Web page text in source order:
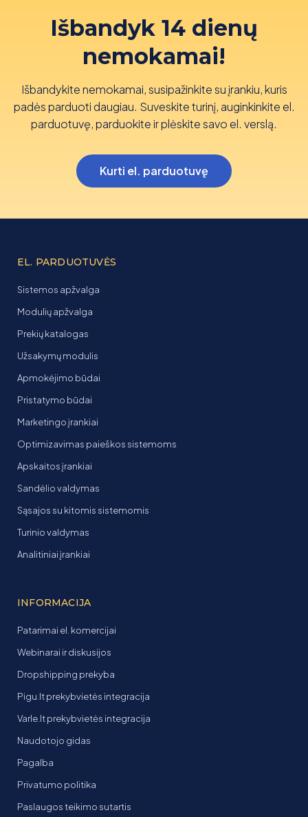
Išbandyk 14 dienų
nemokamai!
Išbandykite nemokamai, susipažinkite su įrankiu, kuris
padės parduoti daugiau. Suveskite turinį, auginkinkite el.
parduotuvę, parduokite ir plėskite savo el. verslą.
Kurti el. parduotuvę
EL. PARDUOTUVĖS
Sistemos apžvalga
Modulių apžvalga
Prekių katalogas
Užsakymų modulis
Apmokėjimo būdai
Pristatymo būdai
Marketingo įrankiai
Optimizavimas paieškos sistemoms
Apskaitos įrankiai
Sandėlio valdymas
Sąsajos su kitomis sistemomis
Turinio valdymas
Analitiniai įrankiai
INFORMACIJA
Patarimai el. komercijai
Webinarai ir diskusijos
Dropshipping prekyba
Pigu.lt prekybvietės integracija
Varle.lt prekybvietės integracija
Naudotojo gidas
Pagalba
Privatumo politika
Paslaugos teikimo sutartis